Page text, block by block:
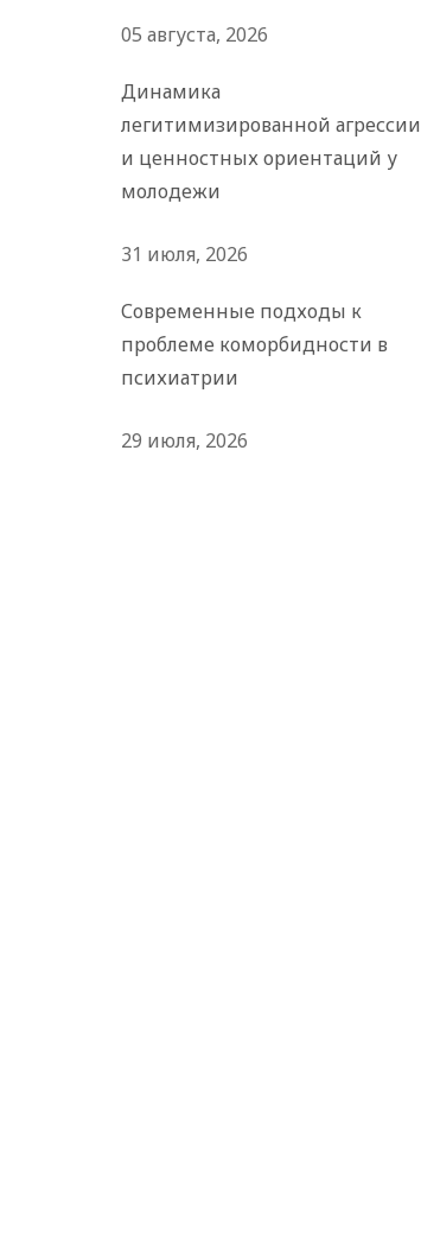
05 августа, 2026
Динамика
легитимизированной агрессии
и ценностных ориентаций у
молодежи
31 июля, 2026
Современные подходы к
проблеме коморбидности в
психиатрии
29 июля, 2026